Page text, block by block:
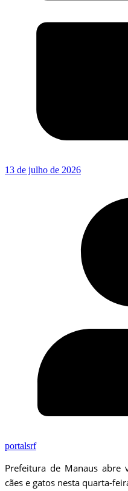
13 de julho de 2026
portalsrf
Prefeitura de Manaus abre
cães e gatos nesta quarta-